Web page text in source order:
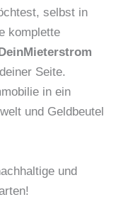
selbst in
komplette
Seite.
in ein
und Geldbeutel
und